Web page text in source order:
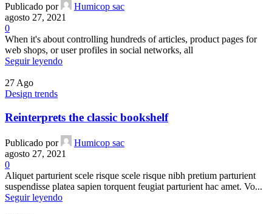
Publicado por
Humicop sac
agosto 27, 2021
0
When it's about controlling hundreds of articles, product pages for
web shops, or user profiles in social networks, all
Seguir leyendo
27 Ago
Design trends
Reinterprets the classic bookshelf
Publicado por
Humicop sac
agosto 27, 2021
0
Aliquet parturient scele risque scele risque nibh pretium parturient
suspendisse platea sapien torquent feugiat parturient hac amet. Vo...
Seguir leyendo